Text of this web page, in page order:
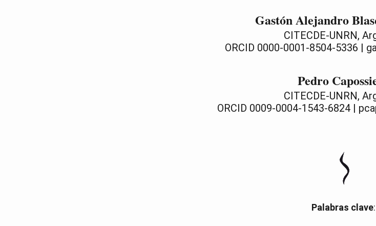
Gastón Alejandro
CITECDE-UNRN,
ORCID 0000-0001-8504-5336 |
Pedro
CITECDE-UNRN,
ORCID 0009-0004-1543-6824 |
Palabras clave: